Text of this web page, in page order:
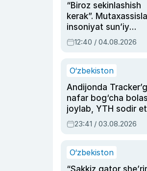
“Biroz sekinlashish
kerak”.
insoniyat sun’iy
intellektni boshqara
olmay qolishidan
12:40 / 04.08.2026
O‘zbekiston
Andijonda
nafar bog‘cha
joylab, YTH sodir
ayolga sud hukmi
23:41 / 03.08.2026
O‘zbekiston
“Sakkiz qator